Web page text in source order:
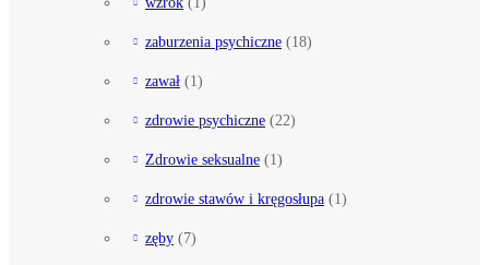
zaburzenia psychiczne (18)
zawał (1)
zdrowie psychiczne (22)
Zdrowie seksualne (1)
zdrowie stawów i kręgosłupa (1)
zęby (7)